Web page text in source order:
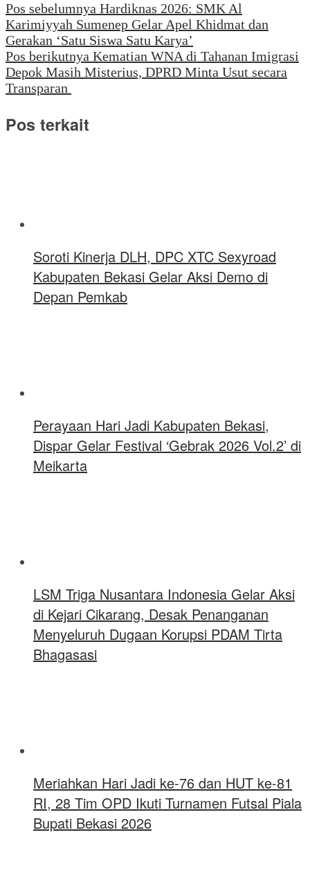
Pos sebelumnya Hardiknas 2026: SMK Al
Karimiyyah Sumenep Gelar Apel Khidmat dan
Gerakan ‘Satu Siswa Satu Karya’
Pos berikutnya Kematian WNA di Tahanan Imigrasi
Depok Masih Misterius, DPRD Minta Usut secara
Transparan
Pos terkait
Soroti Kinerja DLH, DPC XTC Sexyroad
Kabupaten Bekasi Gelar Aksi Demo di
Depan Pemkab
Perayaan Hari Jadi Kabupaten Bekasi,
Dispar Gelar Festival ‘Gebrak 2026 Vol.2’ di
Meikarta
LSM Triga Nusantara Indonesia Gelar Aksi
di Kejari Cikarang, Desak Penanganan
Menyeluruh Dugaan Korupsi PDAM Tirta
Bhagasasi
Meriahkan Hari Jadi ke-76 dan HUT ke-81
RI, 28 Tim OPD Ikuti Turnamen Futsal Piala
Bupati Bekasi 2026